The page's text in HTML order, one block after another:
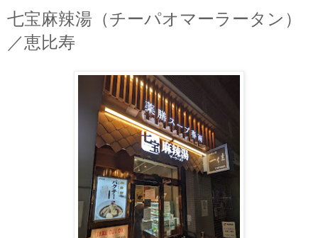
七宝麻辣湯（チーパオマーラータン）
／恵比寿